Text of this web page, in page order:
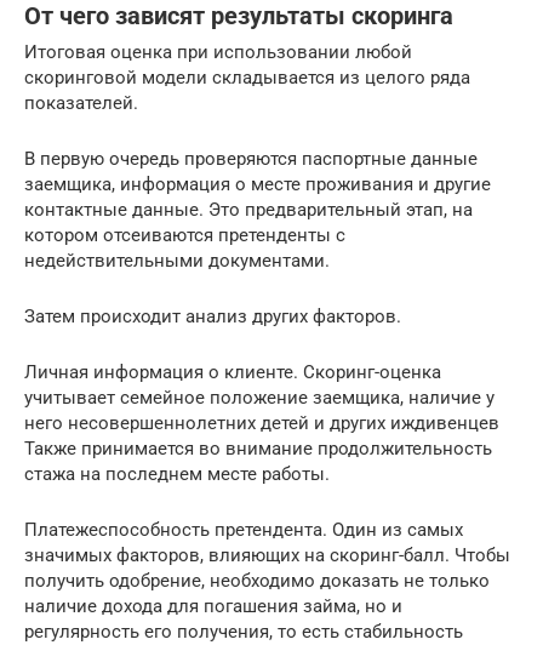
От чего зависят результаты скоринга
Итоговая оценка при использовании любой
скоринговой модели складывается из целого ряда
показателей.
В первую очередь проверяются паспортные данные
заемщика, информация о месте проживания и другие
контактные данные. Это предварительный этап, на
котором отсеиваются претенденты с
недействительными документами.
Затем происходит анализ других факторов.
Личная информация о клиенте. Скоринг-оценка
учитывает семейное положение заемщика, наличие у
него несовершеннолетних детей и других иждивенцев
Также принимается во внимание продолжительность
стажа на последнем месте работы.
Платежеспособность претендента. Один из самых
значимых факторов, влияющих на скоринг-балл. Чтобы
получить одобрение, необходимо доказать не только
наличие дохода для погашения займа, но и
регулярность его получения, то есть стабильность